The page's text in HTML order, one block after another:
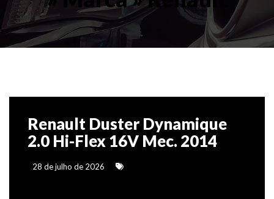
Renault Duster Dynamique
2.0 Hi-Flex 16V Mec. 2014
28 de julho de 2026